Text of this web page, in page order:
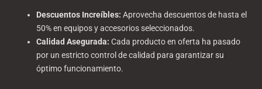
Descuentos Increíbles: Aprovecha descuentos de hasta el
50% en equipos y accesorios seleccionados.
Calidad Asegurada: Cada producto en oferta ha pasado
por un estricto control de calidad para garantizar su
óptimo funcionamiento.